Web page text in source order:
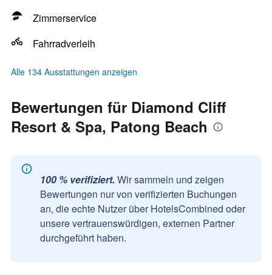
Zimmerservice
Fahrradverleih
Alle 134 Ausstattungen anzeigen
Bewertungen für Diamond Cliff
Resort & Spa, Patong Beach
100 % verifiziert. Wir sammeln und zeigen
Bewertungen nur von verifizierten Buchungen
an, die echte Nutzer über HotelsCombined oder
unsere vertrauenswürdigen, externen Partner
durchgeführt haben.